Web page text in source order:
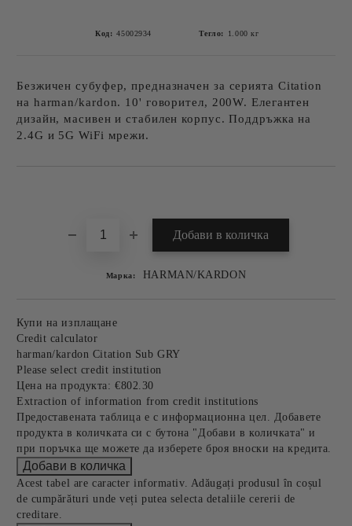
Код: 45002934 Тегло: 1.000 кг
Безжичен субуфер, предназначен за серията Citation
на harman/kardon. 10' говорител, 200W. Елегантен
дизайн, масивен и стабилен корпус. Поддръжка на
2.4G и 5G WiFi мрежи.
Марка: HARMAN/KARDON
Купи на изплащане
Credit calculator
harman/kardon Citation Sub GRY
Please select credit institution
Цена на продукта: €802.30
Extraction of information from credit institutions
Предоставената таблица е с информационна цел. Добавете
продукта в количката си с бутона "Добави в количката" и
при поръчка ще можете да изберете броя вноски на кредита.
Acest tabel are caracter informativ. Adăugați produsul în coșul
de cumpărături unde veți putea selecta detaliile cererii de
creditare.